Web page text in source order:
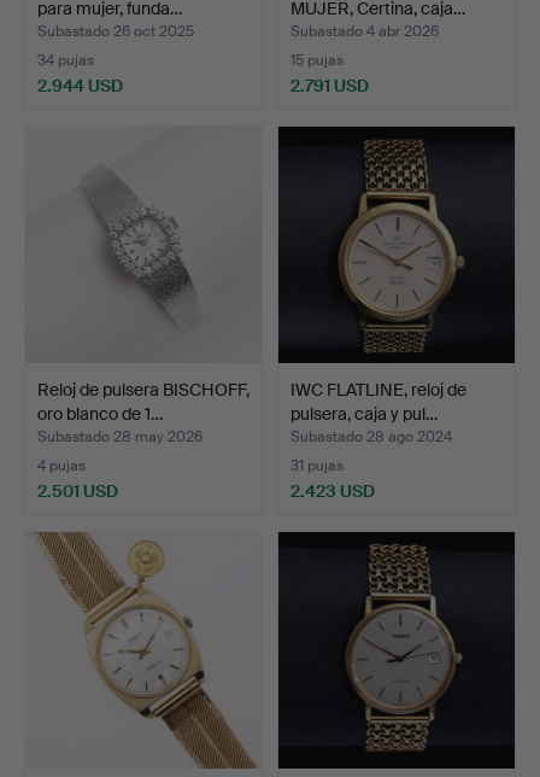
para mujer, funda…
Subastado 26 oct 2025
34 pujas
2.944 USD
MUJER, Certina, caja…
Subastado 4 abr 2026
15 pujas
2.791 USD
Reloj de pulsera BISCHOFF,
oro blanco de 1…
Subastado 28 may 2026
4 pujas
2.501 USD
IWC FLATLINE, reloj de
pulsera, caja y pul…
Subastado 28 ago 2024
31 pujas
2.423 USD